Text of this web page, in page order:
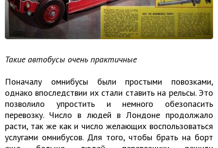
Такие автобусы очень практичные
Поначалу омнибусы были простыми повозками,
однако впоследствии их стали ставить на рельсы. Это
позволило упростить и немного обезопасить
перевозку. Число в людей в Лондоне продолжало
расти, так же как и число желающих воспользоваться
услугами омнибусов. Для того, чтобы брать на борт